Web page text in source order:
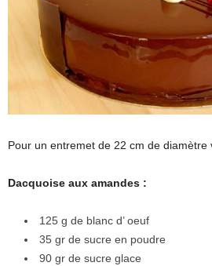
Pour un entremet de 22 cm de diamètre
Dacquoise aux amandes :
125 g de blanc d’ oeuf
35 gr de sucre en poudre
90 gr de sucre glace